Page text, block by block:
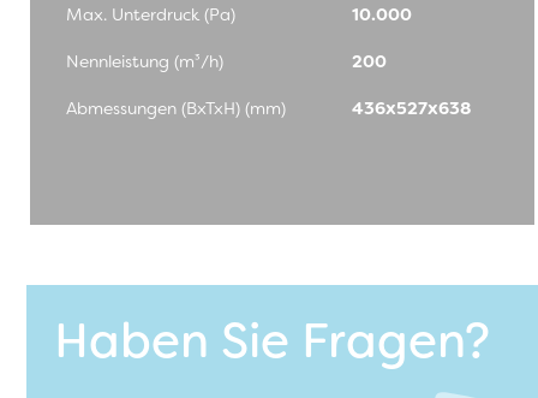
Max. Unterdruck (Pa) 10.000
Nennleistung (m³/h) 200
Abmessungen (BxTxH) (mm) 436x527x638
Haben Sie Fragen?